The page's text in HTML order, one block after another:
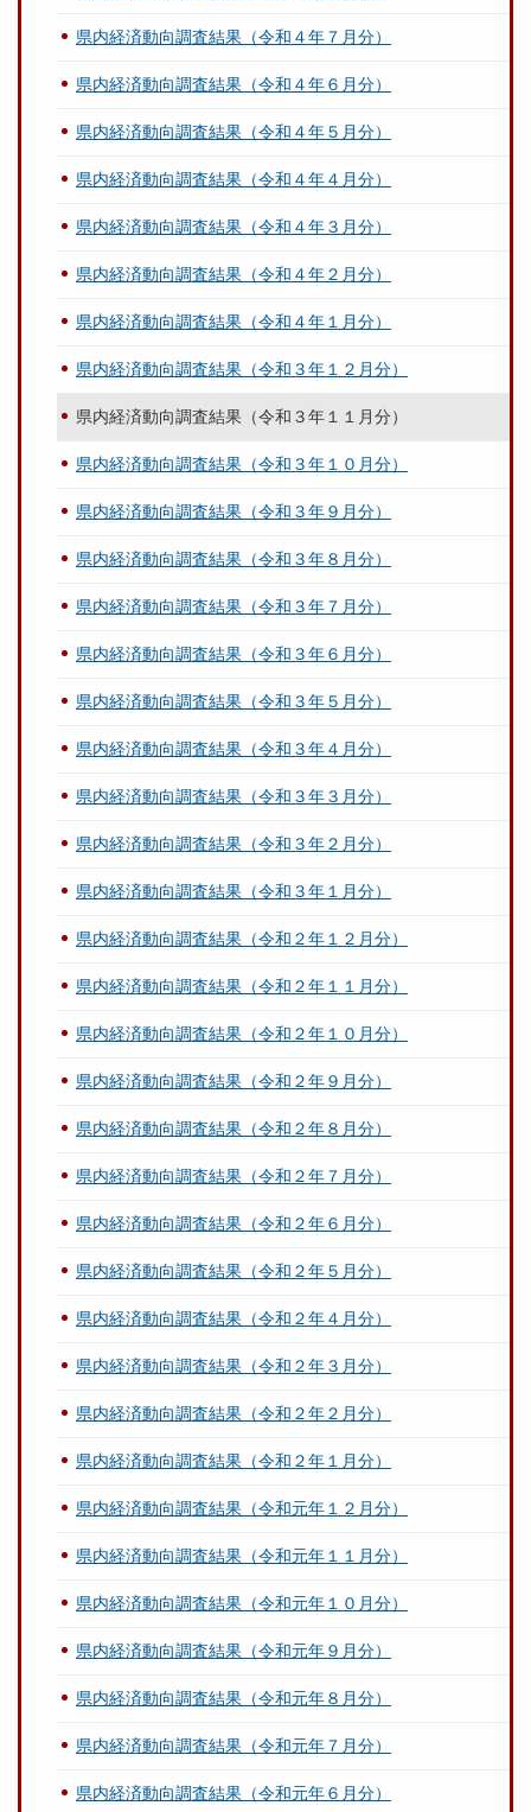
県内経済動向調査結果（令和４年７月分）
県内経済動向調査結果（令和４年６月分）
県内経済動向調査結果（令和４年５月分）
県内経済動向調査結果（令和４年４月分）
県内経済動向調査結果（令和４年３月分）
県内経済動向調査結果（令和４年２月分）
県内経済動向調査結果（令和４年１月分）
県内経済動向調査結果（令和３年１２月分）
県内経済動向調査結果（令和３年１１月分）
県内経済動向調査結果（令和３年１０月分）
県内経済動向調査結果（令和３年９月分）
県内経済動向調査結果（令和３年８月分）
県内経済動向調査結果（令和３年７月分）
県内経済動向調査結果（令和３年６月分）
県内経済動向調査結果（令和３年５月分）
県内経済動向調査結果（令和３年４月分）
県内経済動向調査結果（令和３年３月分）
県内経済動向調査結果（令和３年２月分）
県内経済動向調査結果（令和３年１月分）
県内経済動向調査結果（令和２年１２月分）
県内経済動向調査結果（令和２年１１月分）
県内経済動向調査結果（令和２年１０月分）
県内経済動向調査結果（令和２年９月分）
県内経済動向調査結果（令和２年８月分）
県内経済動向調査結果（令和２年７月分）
県内経済動向調査結果（令和２年６月分）
県内経済動向調査結果（令和２年５月分）
県内経済動向調査結果（令和２年４月分）
県内経済動向調査結果（令和２年３月分）
県内経済動向調査結果（令和２年２月分）
県内経済動向調査結果（令和２年１月分）
県内経済動向調査結果（令和元年１２月分）
県内経済動向調査結果（令和元年１１月分）
県内経済動向調査結果（令和元年１０月分）
県内経済動向調査結果（令和元年９月分）
県内経済動向調査結果（令和元年８月分）
県内経済動向調査結果（令和元年７月分）
県内経済動向調査結果（令和元年６月分）